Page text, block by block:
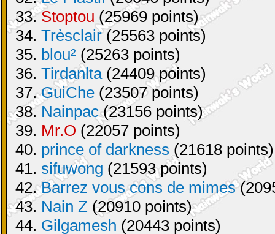
33.Stoptou (25969 points)
34. Trèsclair(25563 points)
35. blou² (25263 points)
36. Tirdanlta(24409 points)
37.GuiChe (23507 points)
38. Nainpac(23156 points)
39. Mr.O (22057 points)
40. prince of darkness (21618 points)
41. sifuwong (21593 points)
42.Barrez vous cons de mimes
43. Nain Z (20910 points)
44. Gilgamesh (20443 points)